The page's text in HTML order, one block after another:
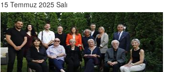
15 Temmuz 2025 Salı